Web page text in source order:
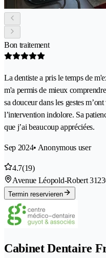
Bon traitement
La dentiste a pris le temps de
m'a permis de mieux
sa douceur dans les gestes
l’intervention indolore. Sa
que j’ai beaucoup appréciées.
Sep 2024• Anonymous user
4.7(19)
Avenue Léopold-Robert 31
Termin reservieren
Cabinet Dentaire